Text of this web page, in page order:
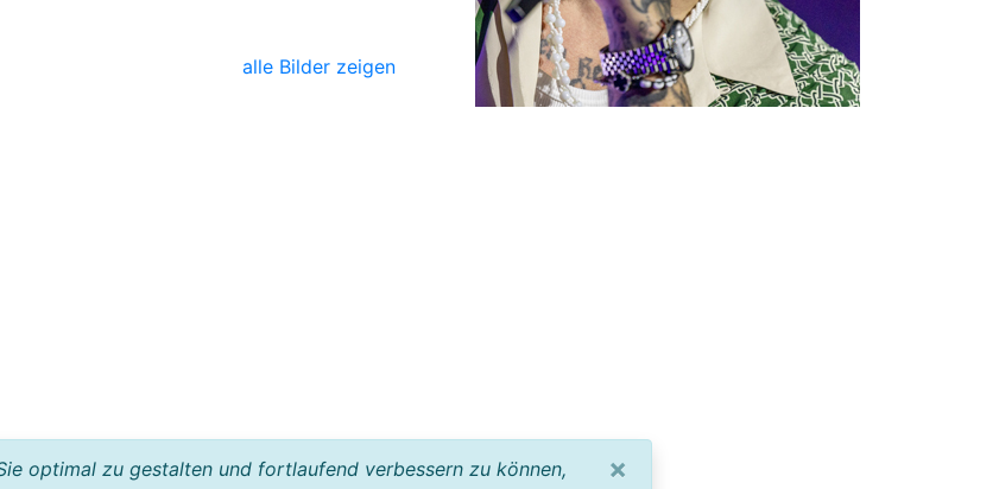
alle Bilder zeigen
optimal zu gestalten und fortlaufend verbessern zu können,
×